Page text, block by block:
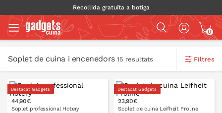
Recollida gratuïta a botiga
0
Soplet de cuina i encenedors15 resultats Filtres
Destacat Gadgets
44,90€
Soplet professional Hotery
Destacat Gadgets
23,90€
Soplet de cuina Leifheit Proline